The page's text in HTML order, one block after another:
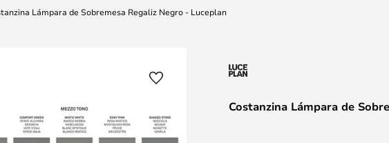
Lámpara de Sobremesa Regaliz Negro - Luceplan
Costanzina Lámpara de